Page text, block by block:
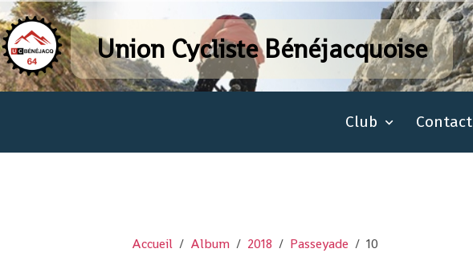
Union Cycliste Bénéjacquoise
Club Contact
Accueil Album 2018 Passeyade 10